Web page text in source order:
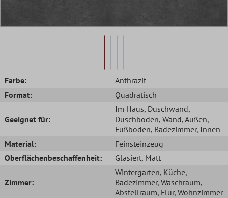
Farbe:
Anthrazit
Format:
Quadratisch
Geeignet für:
Im Haus, Duschwand,
Duschboden, Wand, Außen,
Fußboden, Badezimmer, Innen
Material:
Feinsteinzeug
Oberflächenbeschaffenheit:
Glasiert, Matt
Zimmer:
Wintergarten, Küche,
Badezimmer, Waschraum,
Abstellraum, Flur, Wohnzimmer